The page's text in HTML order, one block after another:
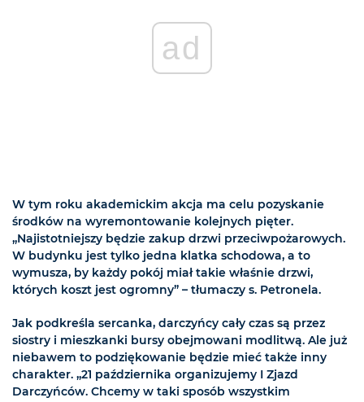
ad
W tym roku akademickim akcja ma celu pozyskanie
środków na wyremontowanie kolejnych pięter.
„Najistotniejszy będzie zakup drzwi przeciwpożarowych.
W budynku jest tylko jedna klatka schodowa, a to
wymusza, by każdy pokój miał takie właśnie drzwi,
których koszt jest ogromny” – tłumaczy s. Petronela.
Jak podkreśla sercanka, darczyńcy cały czas są przez
siostry i mieszkanki bursy obejmowani modlitwą. Ale już
niebawem to podziękowanie będzie mieć także inny
charakter. „21 października organizujemy I Zjazd
Darczyńców. Chcemy w taki sposób wszystkim